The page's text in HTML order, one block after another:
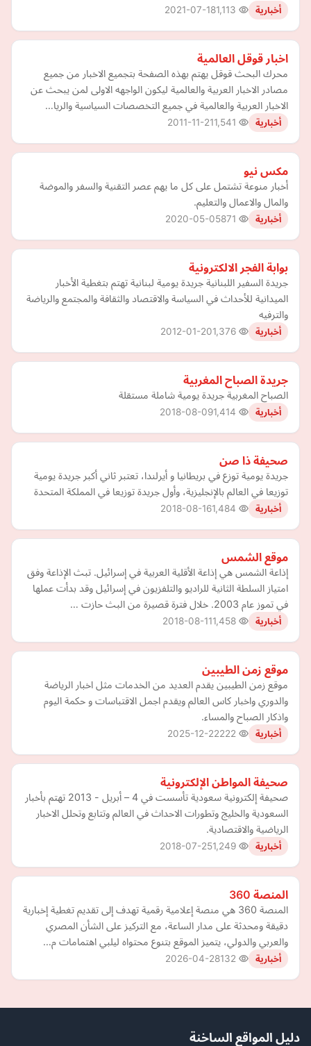
أخبارية 2021-07-18
اخبار قوقل العالمية
محرك البحث قوقل يهتم بهذه الصفحة بتجميع الاخبار من جميع
مصادر الاخبار العربية والعالمية ليكون الواجهه الاولى لمن يبحث عن
الاخبار العربية والعالمية في جميع التخصصات السياسية والريا…
أخبارية 2011-11-21
مكس نيو
أخبار منوعة تشتمل على كل ما يهم عصر التقنية والسفر والموضة
والمال والاعمال والتعليم.
أخبارية 2020-05-05
بوابة الفجر الالكترونية
جريدة السفير اللبنانية جريدة يومية لبنانية تهتم بتغطية الأخبار
الميدانية للأحداث في السياسة والاقتصاد والثقافة والمجتمع والرياضة
والترفيه
أخبارية 2012-01-20
جريدة الصباح المغربية
الصباح المغربية جريدة يومية شاملة مستقلة
أخبارية 2018-08-09
صحيفة ذا صن
جريدة يومية توزع في بريطانيا و أيرلندا، تعتبر ثاني أكبر جريدة يومية
توزيعا في العالم بالإنجليزية، وأول جريدة توزيعا في المملكة المتحدة
أخبارية 2018-08-16
موقع الشمس
إذاعة الشمس هي إذاعة الأقلية العربية في إسرائيل. تبث الإذاعة وفق
امتياز السلطة الثانية للراديو والتلفزيون في إسرائيل وقد بدأت عملها
في تموز عام 2003. خلال فترة قصيرة من البث حازت …
أخبارية 2018-08-11
موقع زمن الطيبين
موقع زمن الطيبين يقدم العديد من الخدمات مثل اخبار الرياضة
والدوري واخبار كاس العالم ويقدم اجمل الاقتباسات و حكمة اليوم
واذكار الصباح والمساء.
أخبارية 2025-12-22
صحيفة المواطن الإلكترونية
صحيفة إلكترونية سعودية تأسست في 4 – أبريل - 2013 تهتم بأخبار
السعودية والخليج وتطورات الاحداث في العالم وتتابع وتحلل الاخبار
الرياضية والاقتصادية.
أخبارية 2018-07-25
المنصة 360
المنصة 360 هي منصة إعلامية رقمية تهدف إلى تقديم تغطية إخبارية
دقيقة ومحدثة على مدار الساعة، مع التركيز على الشأن المصري
والعربي والدولي، يتميز الموقع بتنوع محتواه ليلبي اهتمامات م…
أخبارية 2026-04-28
دليل المواقع الساخنة